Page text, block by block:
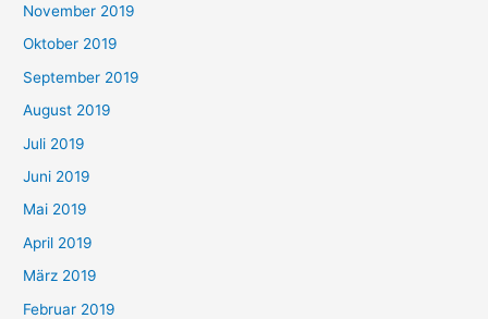
November 2019
Oktober 2019
September 2019
August 2019
Juli 2019
Juni 2019
Mai 2019
April 2019
März 2019
Februar 2019